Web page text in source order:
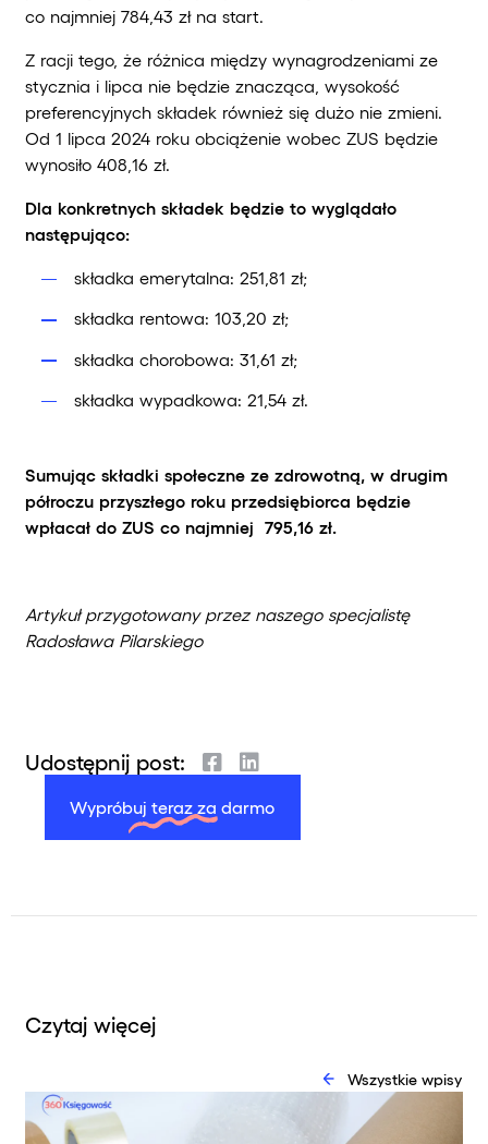
co najmniej 784,43 zł na start.
Z racji tego, że różnica między wynagrodzeniami ze
stycznia i lipca nie będzie znacząca, wysokość
preferencyjnych składek również się dużo nie zmieni.
Od 1 lipca 2024 roku obciążenie wobec ZUS będzie
wynosiło 408,16 zł.
Dla konkretnych składek będzie to wyglądało
następująco:
składka emerytalna: 251,81 zł;
składka rentowa: 103,20 zł;
składka chorobowa: 31,61 zł;
składka wypadkowa: 21,54 zł.
Sumując składki społeczne ze zdrowotną, w drugim
półroczu przyszłego roku przedsiębiorca będzie
wpłacał do ZUS co najmniej 795,16 zł.
Artykuł przygotowany przez naszego specjalistę
Radosława Pilarskiego
Udostępnij post:
Wypróbuj teraz za darmo
Czytaj więcej
Wszystkie wpisy